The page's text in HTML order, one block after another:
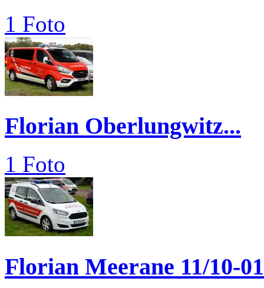
1 Foto
Florian Oberlungwitz...
1 Foto
Florian Meerane 11/10-01